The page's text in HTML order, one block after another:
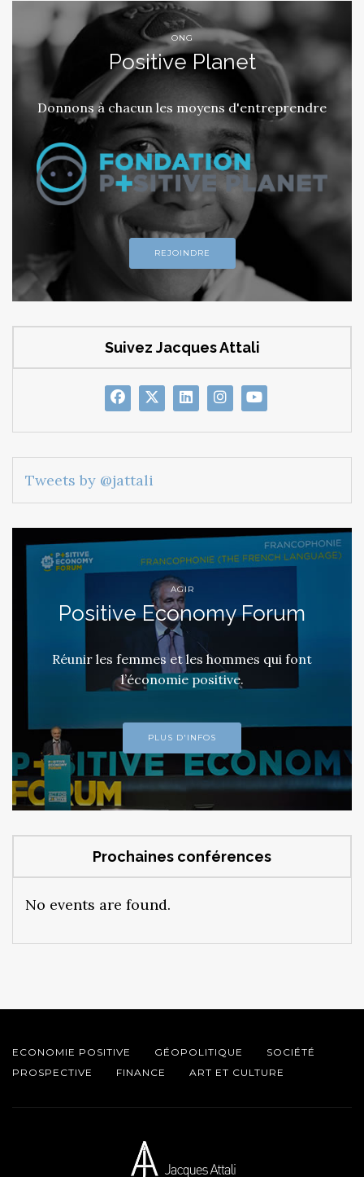
ONG
Positive Planet
Donnons à chacun les moyens d'entreprendre
REJOINDRE
Suivez Jacques Attali
Tweets by @jattali
AGIR
Positive Economy Forum
Réunir les femmes et les hommes qui font
l’économie positive.
PLUS D'INFOS
Prochaines conférences
No events are found.
ECONOMIE POSITIVE GÉOPOLITIQUE
SOCIÉTÉ
PROSPECTIVE
FINANCE ART ET CULTURE